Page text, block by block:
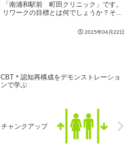
「南浦和駅前 町田クリニック」です。
リワークの目標とは何でしょうか？それ
と考えます。継続可能な就労を達成維持
するためには、今回の休職の理由を自分
2015年04月22日
CBT＊認知再構成をデモンストレーショ
ンで学ぶ
チャンクアップ